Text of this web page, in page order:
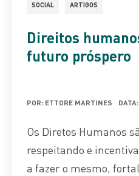
SOCIAL ARTIGOS
Direitos
futuro próspero
POR: ETTORE MARTINES
Os Diretos Humanos
respeitando e
a fazer o mesmo,